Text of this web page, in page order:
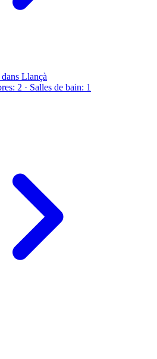
Llançà
2 · Salles de bain: 1